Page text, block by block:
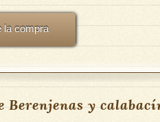
la compra
Berenjenas y